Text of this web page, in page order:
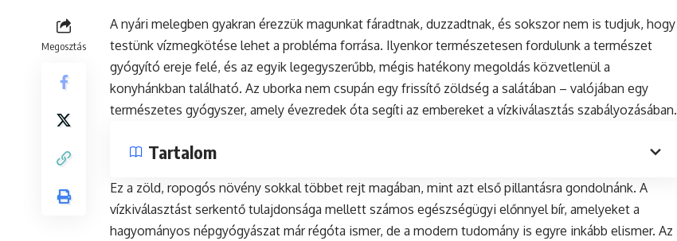
Megosztás
A nyári melegben gyakran érezzük magunkat fáradtnak, duzzadtnak, és sokszor nem is tudjuk, hogy
testünk vízmegkötése lehet a probléma forrása. Ilyenkor természetesen fordulunk a természet
gyógyító ereje felé, és az egyik legegyszerűbb, mégis hatékony megoldás közvetlenül a
konyhánkban található. Az uborka nem csupán egy frissítő zöldség a salátában – valójában egy
természetes gyógyszer, amely évezredek óta segíti az embereket a vízkiválasztás szabályozásában.
Tartalom
Ez a zöld, ropogós növény sokkal többet rejt magában, mint azt első pillantásra gondolnánk. A
vízkiválasztást serkentő tulajdonsága mellett számos egészségügyi előnnyel bír, amelyeket a
hagyományos népgyógyászat már régóta ismer, de a modern tudomány is egyre inkább elismer. Az